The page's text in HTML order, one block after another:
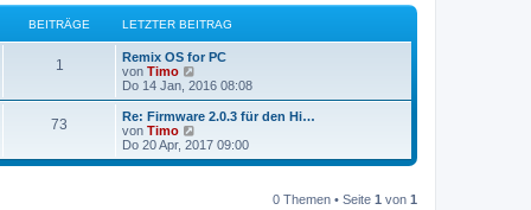
BEITRÄGE LETZTER BEITRAG
1
Remix OS for PC
von Timo
e
u
e
t
r
Do 14 Jan, 2016 08:08
73
Re: Firmware 2.0.3 für den Hi…
von Timo
e
u
Do 20 Apr, 2017 09:00
0 Themen • Seite 1 von 1